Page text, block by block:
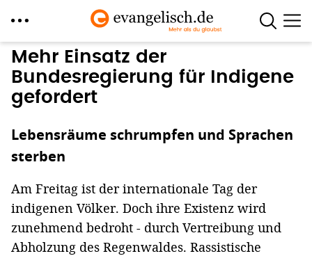
Direkt
zum
Inhalt
Mehr Einsatz der
Bundesregierung für Indigene
gefordert
Lebensräume schrumpfen und Sprachen
sterben
Am Freitag ist der internationale Tag der
indigenen Völker. Doch ihre Existenz wird
zunehmend bedroht - durch Vertreibung und
Abholzung des Regenwaldes. Rassistische